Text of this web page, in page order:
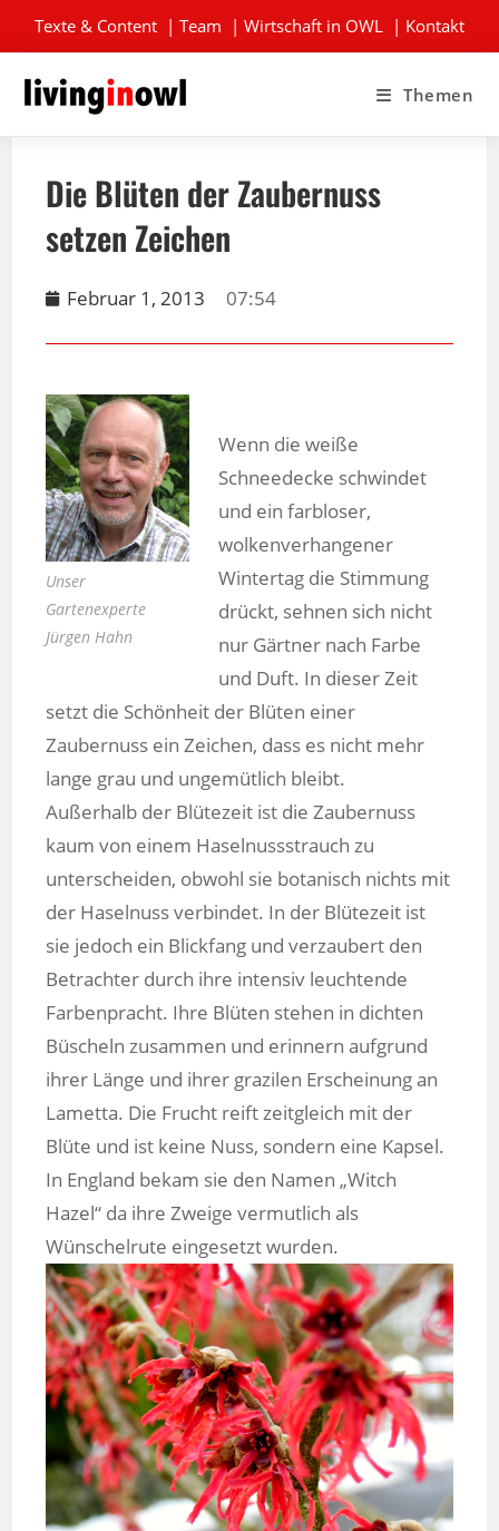
Texte & Content | Team | Wirtschaft in OWL | Kontakt
Themen
Die Blüten der Zaubernuss
setzen Zeichen
Februar 1, 2013 07:54
Unser
Gartenexperte
Jürgen Hahn
Wenn die weiße
Schneedecke schwindet
und ein farbloser,
wolkenverhangener
Wintertag die Stimmung
drückt, sehnen sich nicht
nur Gärtner nach Farbe
und Duft. In dieser Zeit
setzt die Schönheit der Blüten einer
Zaubernuss ein Zeichen, dass es nicht mehr
lange grau und ungemütlich bleibt.
Außerhalb der Blütezeit ist die Zaubernuss
kaum von einem Haselnussstrauch zu
unterscheiden, obwohl sie botanisch nichts mit
der Haselnuss verbindet. In der Blütezeit ist
sie jedoch ein Blickfang und verzaubert den
Betrachter durch ihre intensiv leuchtende
Farbenpracht. Ihre Blüten stehen in dichten
Büscheln zusammen und erinnern aufgrund
ihrer Länge und ihrer grazilen Erscheinung an
Lametta. Die Frucht reift zeitgleich mit der
Blüte und ist keine Nuss, sondern eine Kapsel.
In England bekam sie den Namen „Witch
Hazel“ da ihre Zweige vermutlich als
Wünschelrute eingesetzt wurden.